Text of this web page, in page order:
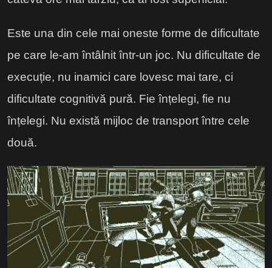
Este una din cele mai oneste forme de dificultate
pe care le-am întâlnit într-un joc. Nu dificultate de
execuție, nu inamici care lovesc mai tare, ci
dificultate cognitivă pură. Fie înțelegi, fie nu
înțelegi. Nu există mijloc de transport între cele
două.